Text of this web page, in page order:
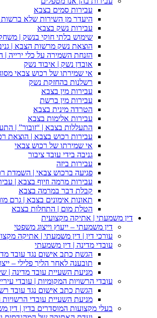
עבירות סמים בצבא
היעדר מן השירות שלא ברשות
עבירות נשק בצבא
שימוש בלתי חוקי בנשק |
הוצאת נשק מרשות הצבא |
הזנחת השמירה על כלי ירייה
אובדן נשק | איבוד נשק
אי שמירתו של רכוש צבאי
רשלנות בהחזקת נשק
עבירות מין בצבא
עבירות מין ברשת
הטרדה מינית בצבא
עבירות אלימות בצבא
התעללות בצבא | “זובור” |
עבירות רכוש בצבא | הוצאת
אי שמירתו של רכוש צבאי
גניבה בידי עובד ציבור
עבירות ביזה
פגיעה ברכוש צבאי | השמדת
עבירות מרמה וזיוף בצבא |
קבלת דבר במרמה בצבא
תאונות אימונים בצבא | גרם
הטלת מום | התחלות בצבא
דין משמעתי | אתיקה מקצועית
דין משמעתי – ייעוץ וייצוג משפטי
עורכי דין | דין משמעתי | אתיקה
עובדי מדינה | דין משמעתי
הגשת כתב אישום נגד עובד
תובענה לאחר הליך פלילי –
מניעת השעיית עובד מדינה |
עובדי הרשויות המקומיות | עובדי
הגשת כתב אישום נגד עובד
מניעת השעיית עובדי
בעלי מקצועות המוסדרים בדין | דין